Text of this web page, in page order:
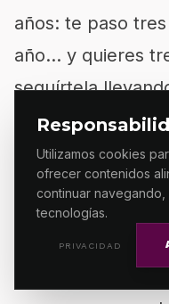
Utilizamos cookies
ofrecer contenidos
continuar
tecnologías.
PRIVACIDAD
años: te paso
año… y quieres
seguírtela
condenó.
En materia de
incremento de la
el aspirante del